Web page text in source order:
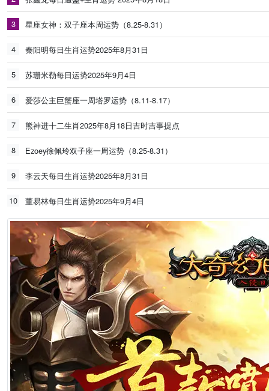
3 星座女神：双子座本周运势（8.25-8.31）
4 秦阳明每日生肖运势2025年8月31日
5 苏珊米勒每日运势2025年9月4日
6 爱莎公主巨蟹座一周塔罗运势（8.11-8.17）
7 熊神进十二生肖2025年8月18日吉时吉事提点
8 Ezoey徐佩玲双子座一周运势（8.25-8.31）
9 李云天每日生肖运势2025年8月31日
10 董易林每日生肖运势2025年9月4日